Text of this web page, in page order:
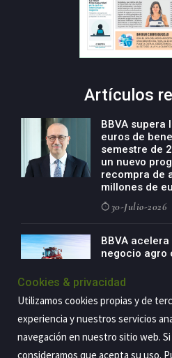
Artículos
BBVA supera
euros de
semestre de
un nuevo
recompra de
millones de
30-Julio-2026
BBVA
negocio agro
países
29-Julio-2026
Cookies & privacidad
Utilizamos cookies propias y de
experiencia y nuestros servicios
navegación en nuestro sitio web.
consideramos que acepta su uso.